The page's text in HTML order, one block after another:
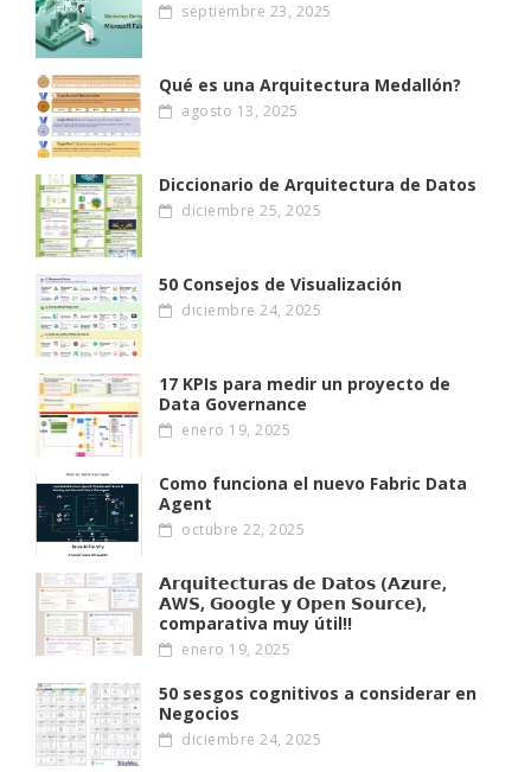
septiembre 23, 2025
Qué es una Arquitectura Medallón?
agosto 13, 2025
Diccionario de Arquitectura de Datos
diciembre 25, 2025
50 Consejos de Visualización
diciembre 24, 2025
17 KPIs para medir un proyecto de
Data Governance
enero 19, 2025
Como funciona el nuevo Fabric Data
Agent
octubre 22, 2025
𝗔𝗿𝗾𝘂𝗶𝘁𝗲𝗰𝘁𝘂𝗿𝗮𝘀 𝗱𝗲 𝗗𝗮𝘁𝗼𝘀 (𝗔𝘇𝘂𝗿𝗲,
𝗔W𝗦, 𝗚𝗼𝗼𝗴𝗹𝗲 𝘆 𝗢𝗽𝗲𝗻 𝗦𝗼𝘂𝗿𝗰𝗲),
comparativa muy útil!!
enero 19, 2025
50 sesgos cognitivos a considerar en
Negocios
diciembre 24, 2025